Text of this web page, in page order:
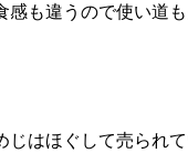
も違うので使い道
はほぐして売られ